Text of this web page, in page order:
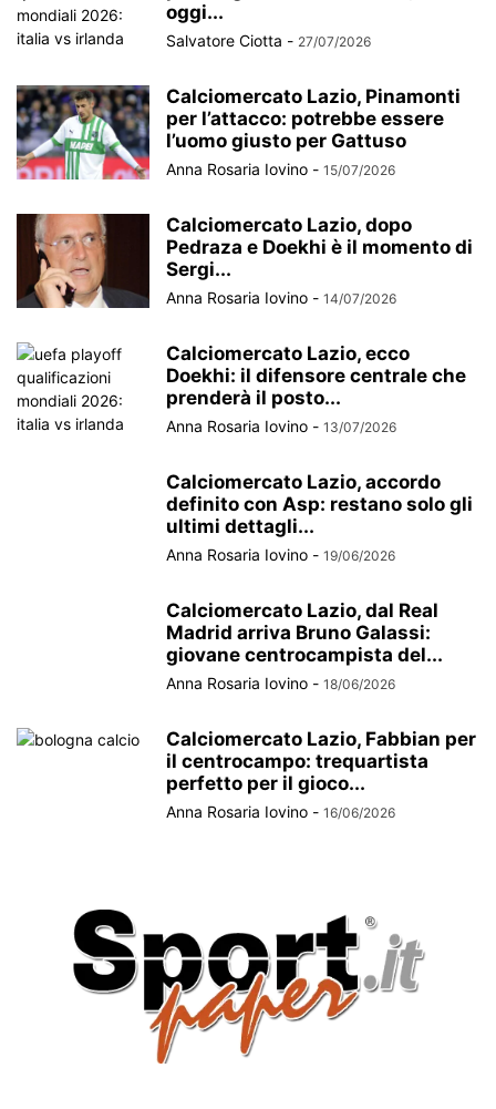
oggi...
Salvatore Ciotta - 27/07/2026
Calciomercato Lazio, Pinamonti
per l’attacco: potrebbe essere
l’uomo giusto per Gattuso
Anna Rosaria Iovino - 15/07/2026
Calciomercato Lazio, dopo
Pedraza e Doekhi è il momento di
Sergi...
Anna Rosaria Iovino - 14/07/2026
Calciomercato Lazio, ecco
Doekhi: il difensore centrale che
prenderà il posto...
Anna Rosaria Iovino - 13/07/2026
Calciomercato Lazio, accordo
definito con Asp: restano solo gli
ultimi dettagli...
Anna Rosaria Iovino - 19/06/2026
Calciomercato Lazio, dal Real
Madrid arriva Bruno Galassi:
giovane centrocampista del...
Anna Rosaria Iovino - 18/06/2026
Calciomercato Lazio, Fabbian per
il centrocampo: trequartista
perfetto per il gioco...
Anna Rosaria Iovino - 16/06/2026